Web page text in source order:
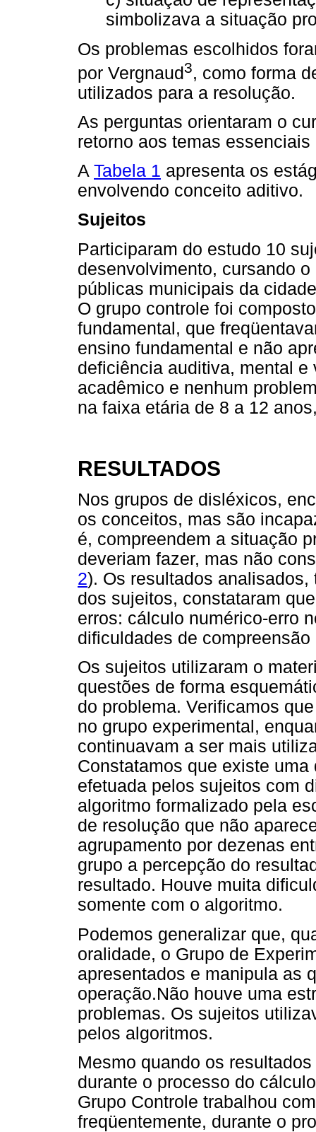
simbolizava a situação
Os problemas escolhidos
por Vergnaud3, como forma
utilizados para a resolução.
As perguntas orientaram o
retorno aos temas
A Tabela 1 apresenta os
envolvendo conceito aditivo.
Sujeitos
Participaram do estudo 10
desenvolvimento, cursando
públicas municipais da
O grupo controle foi
fundamental, que
ensino fundamental e não
deficiência auditiva, mental
acadêmico e nenhum
na faixa etária de 8 a 12
RESULTADOS
Nos grupos de disléxicos,
os conceitos, mas são
é, compreendem a situação
deveriam fazer, mas não
2). Os resultados
dos sujeitos, constataram
erros: cálculo numérico-erro
dificuldades de
Os sujeitos utilizaram o
questões de forma
do problema. Verificamos
no grupo experimental,
continuavam a ser mais
Constatamos que existe
efetuada pelos sujeitos com
algoritmo formalizado pela
de resolução que não
agrupamento por dezenas
grupo a percepção do
resultado. Houve muita
somente com o algoritmo.
Podemos generalizar que,
oralidade, o Grupo de
apresentados e manipula as
operação.Não houve uma
problemas. Os sujeitos
pelos algoritmos.
Mesmo quando os
durante o processo do
Grupo Controle trabalhou
freqüentemente, durante o